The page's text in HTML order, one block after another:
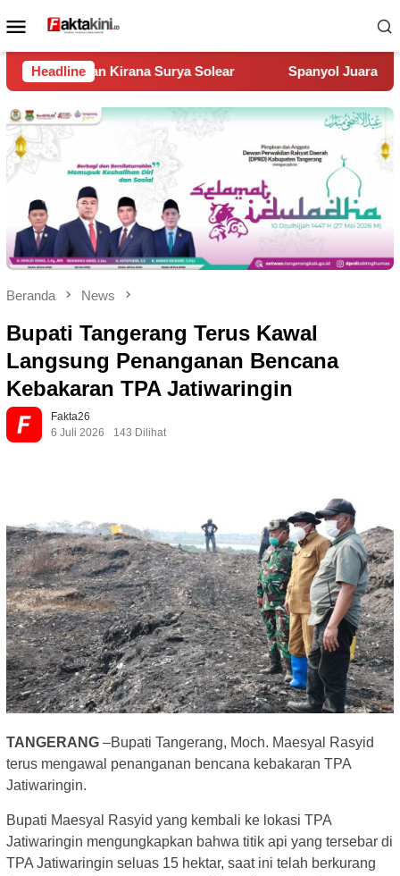
ke
Menu
Mobile
Headline Spanyol Juara Piala Dunia 2026, Kalahkan
Beranda News
Bupati Tangerang Terus Kawal
Langsung Penanganan Bencana
Kebakaran TPA Jatiwaringin
Fakta26
6 Juli 2026
143 Dilihat
TANGERANG –Bupati Tangerang, Moch. Maesyal Rasyid
terus mengawal penanganan bencana kebakaran TPA
Jatiwaringin.
Bupati Maesyal Rasyid yang kembali ke lokasi TPA
Jatiwaringin mengungkapkan bahwa titik api yang tersebar di
TPA Jatiwaringin seluas 15 hektar, saat ini telah berkurang